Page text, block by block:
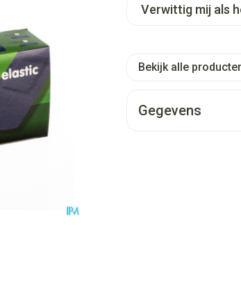
Verwittig mij als
Bekijk alle
Gegevens